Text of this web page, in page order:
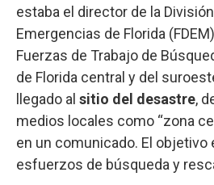
estaba el director de la
Emergencias de Florida
Fuerzas de Trabajo de
de Florida central y del
llegado al sitio del desastre,
medios locales como “zona
en un comunicado. El objetivo
esfuerzos de búsqueda y